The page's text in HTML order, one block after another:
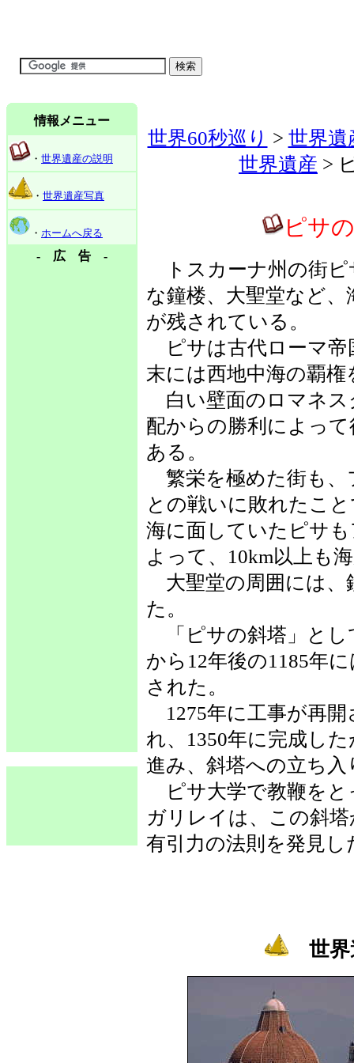
情報メニュー
・ 世界遺産の説明
・ 世界遺産写真
・ ホームへ戻る
- 広 告 -
世界60秒巡り > 世界遺
世界遺産 >
ピサ
トスカーナ州の街ピ
な鐘楼、大聖堂など
が残されている。
ピサは古代ローマ帝
末には西地中海の覇権
白い壁面のロマネス
配からの勝利によっ
ある。
繁栄を極めた街も、
との戦いに敗れたこ
海に面していたピサ
よって、10km以上も
大聖堂の周囲には、
た。
「ピサの斜塔」とし
から12年後の1185年
された。
1275年に工事が再開
れ、1350年に完成し
進み、斜塔への立ち
ピサ大学で教鞭をと
ガリレイは、この斜
有引力の法則を発見し
世界